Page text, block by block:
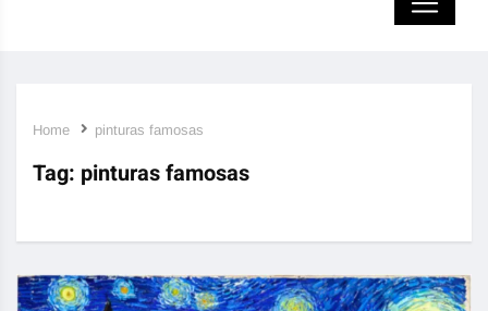
Home pinturas famosas
Tag: pinturas famosas